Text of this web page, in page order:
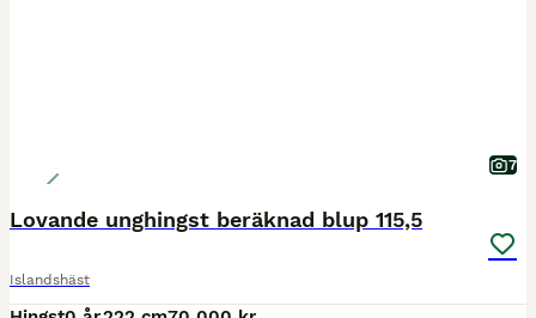
7
Lovande unghingst beräknad blup 115,5
Islandshäst